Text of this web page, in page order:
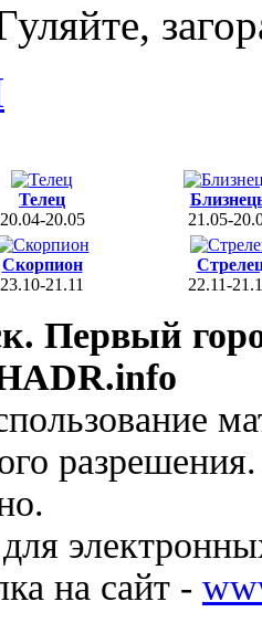
Телец
20.04-20.05
21.05-
Скорпион
23.10-21.11
22.11-
Первый
на сайт -